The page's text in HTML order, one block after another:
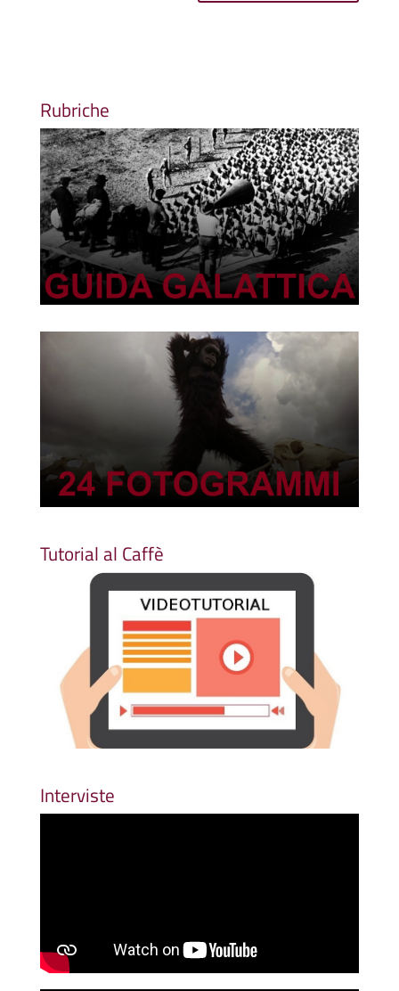
Rubriche
Tutorial al Caffè
Interviste